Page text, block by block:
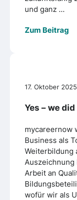
und ganz ...
Zum Beitrag
17. Oktober 2025
Yes – we
mycareernow
Business als
Weiterbildung
Arbeit an
wofür wir als